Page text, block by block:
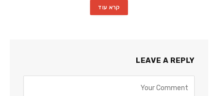
קרא עוד
LEAVE A REPLY